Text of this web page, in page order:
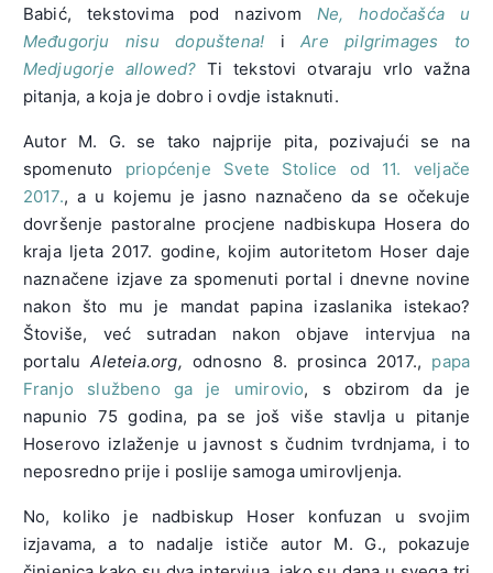
Babić, tekstovima pod nazivom Ne, hodočašća u
Međugorju nisu dopuštena! iAre pilgrimages to
Medjugorje allowed? Ti tekstovi otvaraju vrlo važna
pitanja, a koja je dobro i ovdje istaknuti.
Autor M. G. se tako najprije pita, pozivajući se na
spomenuto priopćenje Svete Stolice od 11. veljače
2017., a u kojemu je jasno naznačeno da se očekuje
dovršenje pastoralne procjene nadbiskupa Hosera do
kraja ljeta 2017. godine, kojim autoritetom Hoser daje
naznačene izjave za spomenuti portal i dnevne novine
nakon što mu je mandat papina izaslanika istekao?
Štoviše, već sutradan nakon objave intervjua na
portaluAleteia.org, odnosno 8. prosinca 2017., papa
Franjo službeno ga je umirovio, s obzirom da je
napunio 75 godina, pa se još više stavlja u pitanje
Hoserovo izlaženje u javnost s čudnim tvrdnjama, i to
neposredno prije i poslije samoga umirovljenja.
No, koliko je nadbiskup Hoser konfuzan u svojim
izjavama, a to nadalje ističe autor M. G., pokazuje